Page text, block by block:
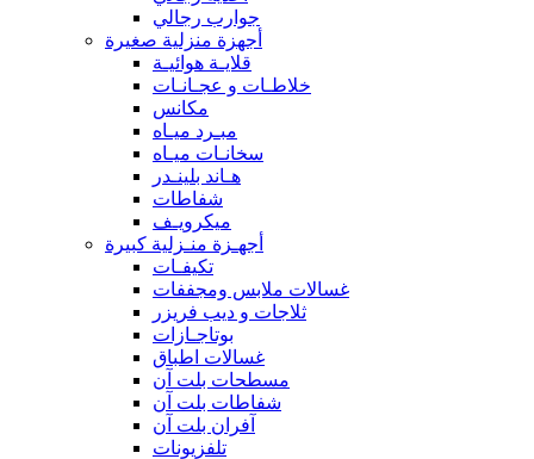
جوارب رجالي
أجهزة منزلية صغيرة
قلايـة هوائيـة
خلاطـات و عجـانـات
مكانس
مبـرد ميـاه
سخانـات ميـاه
هـاند بلينـدر
شفاطات
ميكرويـف
أجهـزة منـزلية كبيرة
تكيفـات
غسالات ملابس ومجففات
ثلاجات و ديب فريزر
بوتاجـازات
غسالات اطباق
مسطحات بلت آن
شفاطات بلت آن
آفران بلت آن
تلفزيونات